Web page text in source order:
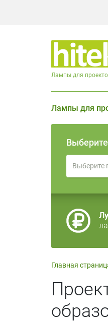
Лампы для
Лампы для
Выберите
Главная